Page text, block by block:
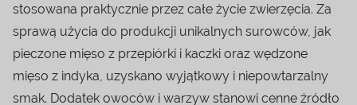
stosowana praktycznie przez całe życie zwierzęcia. Za
sprawą użycia do produkcji unikalnych surowców, jak
pieczone mięso z przepiórki i kaczki oraz wędzone
mięso z indyka, uzyskano wyjątkowy i niepowtarzalny
smak. Dodatek owoców i warzyw stanowi cenne źródło